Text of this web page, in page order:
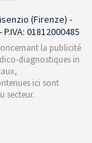
(Firenze) -
01812000485
la publicité
diagnostiques in
ici sont
secteur.